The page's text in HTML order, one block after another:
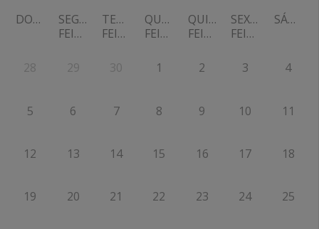
DOMINGO
SEGUNDA-
FEIRA
TERÇA-
FEIRA
QUARTA-
FEIRA
QUINTA-
FEIRA
SEXTA-
FEIRA
SÁBADO
28 29 30 1 2 3 4
5 6 7 8 9 10 11
12 13 14 15 16 17 18
19 20 21 22 23 24 25